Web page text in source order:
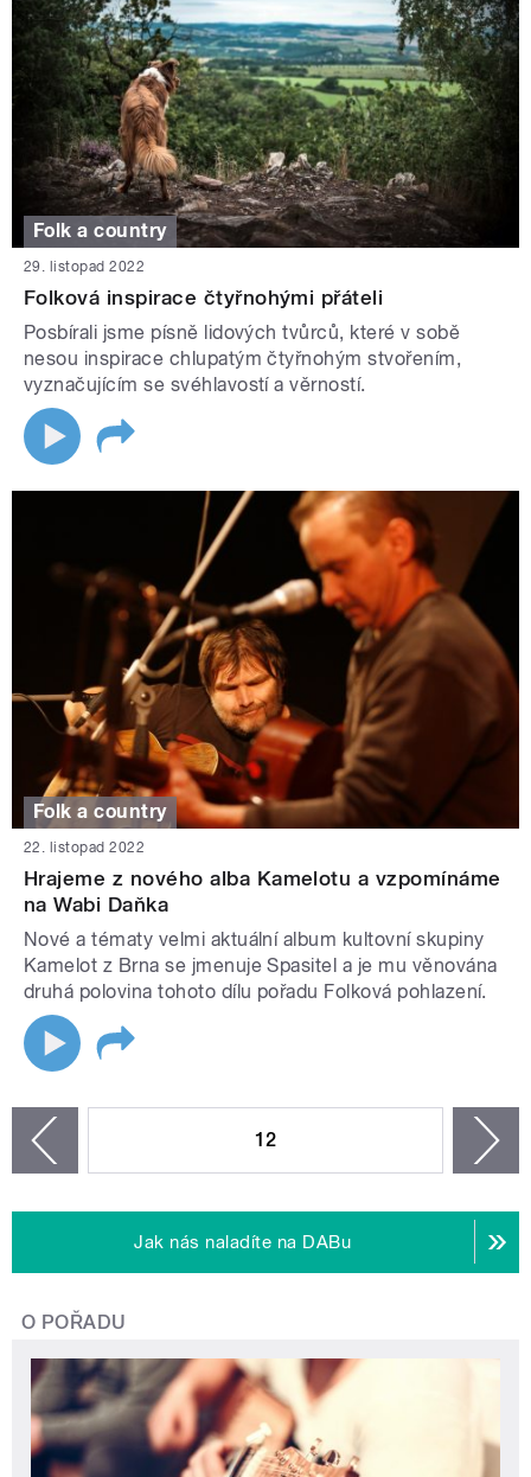
Folk a country
29. listopad 2022
Folková inspirace čtyřnohými přáteli
Posbírali jsme písně lidových tvůrců, které v sobě
nesou inspirace chlupatým čtyřnohým stvořením,
vyznačujícím se svéhlavostí a věrností.
Folk a country
22. listopad 2022
Hrajeme z nového alba Kamelotu a vzpomínáme
na Wabi Daňka
Nové a tématy velmi aktuální album kultovní skupiny
Kamelot z Brna se jmenuje Spasitel a je mu věnována
druhá polovina tohoto dílu pořadu Folková pohlazení.
12
Jak nás naladíte na DABu
O POŘADU